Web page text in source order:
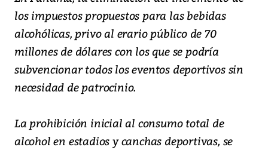
los impuestos propuestos para las bebidas
alcohólicas, privo al erario público de 70
millones de dólares con los que se podría
subvencionar todos los eventos deportivos sin
necesidad de patrocinio.
La prohibición inicial al consumo total de
alcohol en estadios y canchas deportivas, se